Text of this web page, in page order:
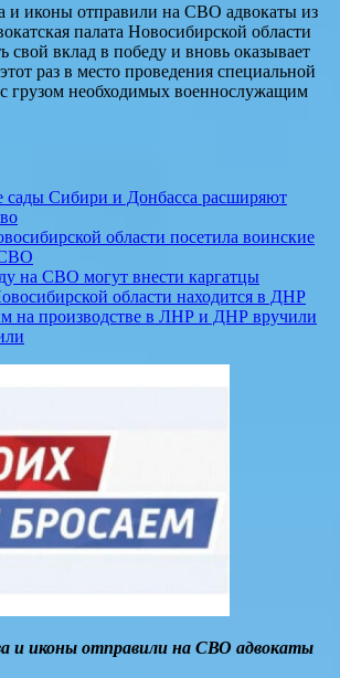
и иконы отправили на СВО адвокаты из
палата Новосибирской области
свой вклад в победу и вновь оказывает
раз в место проведения специальной
грузом необходимых военнослужащим
сады Сибири и Донбасса расширяют
области посетила воинские
СВО
на СВО могут внести каргатцы
области находится в ДНР
на производстве в ЛНР и ДНР вручили
и иконы отправили на СВО адвокаты